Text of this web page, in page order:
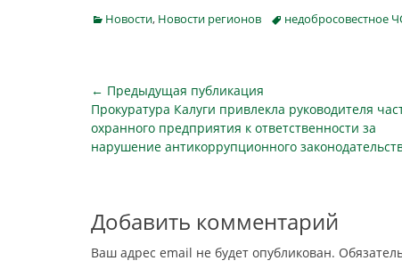
контракт, пишет tagilcity.ru. Пост
охраны этой организации начнет
речь
Categories
Новости, Новости регионов Tagsнедобросовестное
Навигация
по
записям
← Предыдущая публикация
Предыдущая
публикация
Прокуратура Калуги привлекла руководителя
охранного предприятия к ответственности за
нарушение антикоррупционного
Добавить комментарий
Ваш адрес email не будет опубликован.